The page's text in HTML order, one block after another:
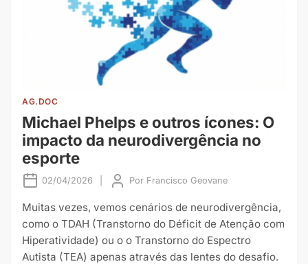
AG.DOC
Michael Phelps e outros ícones: O
impacto da neurodivergência no
esporte
02/04/2026 Por Francisco Geovane
Muitas vezes, vemos cenários de neurodivergência,
como o TDAH (Transtorno do Déficit de Atenção com
Hiperatividade) ou o o Transtorno do Espectro
Autista (TEA) apenas através das lentes do desafio.